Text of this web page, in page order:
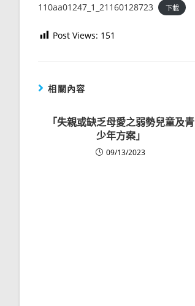
110aa01247_1_21160128723 下載
Post Views: 151
相關內容
「失親或缺乏母愛之弱勢兒童及青
少年方案」
09/13/2023